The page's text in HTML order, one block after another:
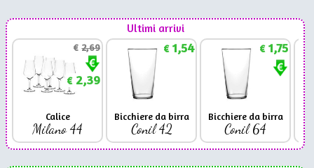
Ultimi arrivi
€2,69
€2,39
Calice
Milano 44
€1,54
Bicchiere da birra
Conil 42
€1,75
Bicchiere da birra
Conil 64